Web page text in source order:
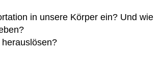
in unsere Körper ein? Und wie